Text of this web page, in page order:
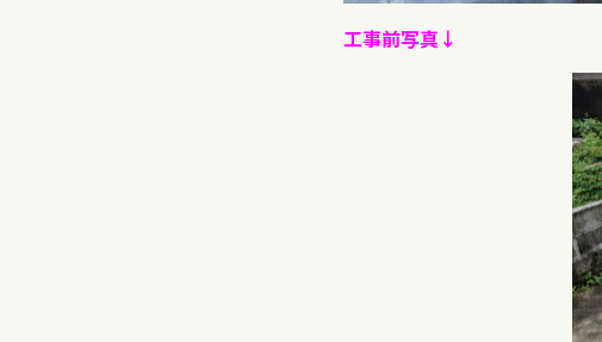
工事前写真↓